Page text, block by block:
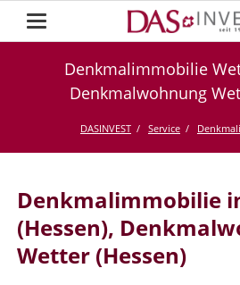
Denkmalimmobilie
Denkmalwohnung
DASINVEST Service
Denkmalimmobilie
(Hessen),
Wetter (Hessen)